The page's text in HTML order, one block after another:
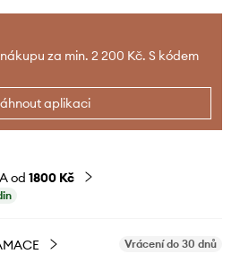
za min. 2 200 Kč. S kódem
aplikaci
od 1800 Kč
Vrácení do 30 dnů